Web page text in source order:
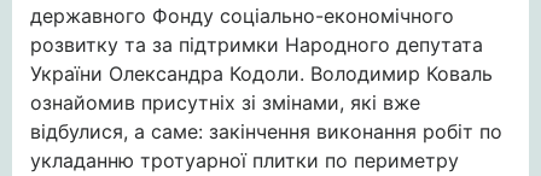
державного Фонду соціально-економічного
розвитку та за підтримки Народного депутата
України Олександра Кодоли. Володимир Коваль
ознайомив присутніх зі змінами, які вже
відбулися, а саме: закінчення виконання робіт по
укладанню тротуарної плитки по периметру